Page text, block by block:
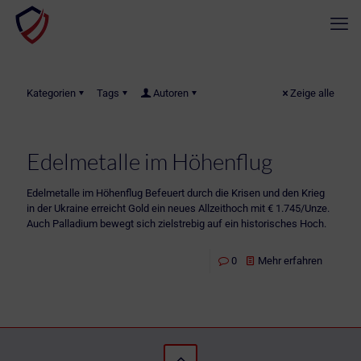
Kategorien Tags Autoren Zeige alle
Edelmetalle im Höhenflug
Edelmetalle im Höhenflug Befeuert durch die Krisen und den Krieg
in der Ukraine erreicht Gold ein neues Allzeithoch mit € 1.745/Unze.
Auch Palladium bewegt sich zielstrebig auf ein historisches Hoch.
0 Mehr erfahren